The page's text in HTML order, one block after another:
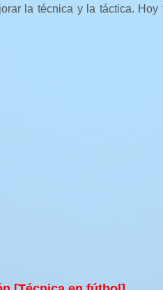
la técnica y la táctica. Hoy